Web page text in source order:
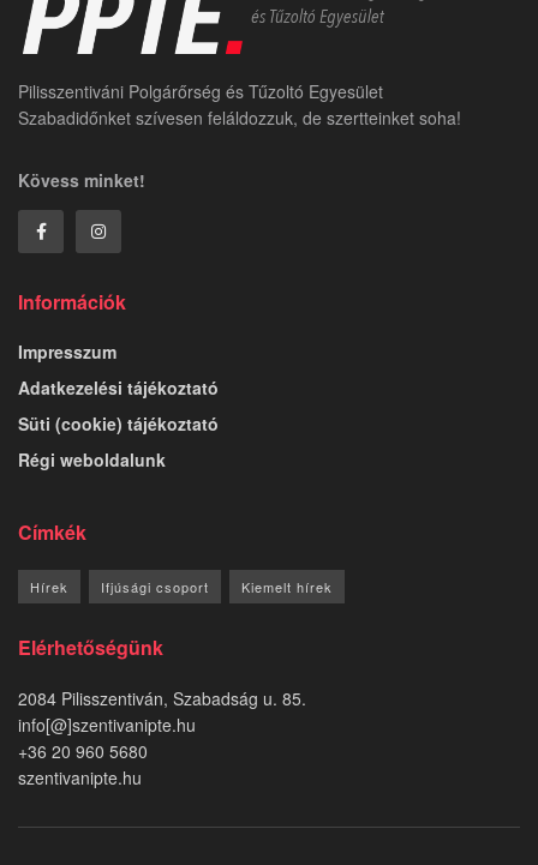
Pilisszentiváni Polgárőrség és Tűzoltó Egyesület
Szabadidőnket szívesen feláldozzuk, de szertteinket soha!
Kövess minket!
Információk
Impresszum
Adatkezelési tájékoztató
Süti (cookie) tájékoztató
Régi weboldalunk
Címkék
Hírek Ifjúsági csoport Kiemelt hírek
Elérhetőségünk
2084 Pilisszentiván, Szabadság u. 85.
info[@]szentivanipte.hu
+36 20 960 5680
szentivanipte.hu